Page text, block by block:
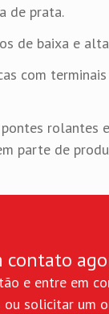
de prata.
de baixa e
com
rolantes
parte de
contato
e entre em
ou solicitar um